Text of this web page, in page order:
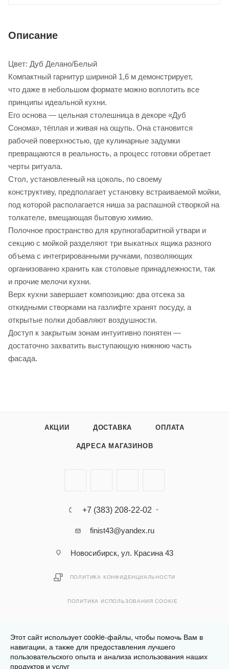
Описание
Цвет: Дуб Делано/Белый
Компактный гарнитур шириной 1,6 м демонстрирует,
что даже в небольшом формате можно воплотить все
принципы идеальной кухни.
Его основа — цельная столешница в декоре «Дуб
Сонома», тёплая и живая на ощупь. Она становится
рабочей поверхностью, где кулинарные задумки
превращаются в реальность, а процесс готовки обретает
черты ритуала.
Стол, установленный на цоколь, по своему
конструктиву, предполагает установку встраиваемой мойки,
под которой располагается ниша за распашной створкой на
толкателе, вмещающая бытовую химию.
Полочное пространство для крупногабаритной утвари и
секцию с мойкой разделяют три выкатных ящика разного
объема с интегрированными ручками, позволяющих
организованно хранить как столовые принадлежности, так
и прочие мелочи кухни.
Верх кухни завершает композицию: два отсека за
откидными створками на газлифте хранят посуду, а
открытые полки добавляют воздушности.
Доступ к закрытым зонам интуитивно понятен —
достаточно захватить выступающую нижнюю часть
фасада.
АКЦИИ ДОСТАВКА ОПЛАТА
АДРЕСА МАГАЗИНОВ
+7 (383) 208-22-02
finist43@yandex.ru
Новосибирск, ул. Красина 43
ПОЛИТИКА КОНФИДЕНЦИАЛЬНОСТИ
ПОЛИТИКА ИСПОЛЬЗОВАНИЯ COOKIE
Разработано вКлюква.Студия
Этот сайт использует cookie-файлы, чтобы помочь Вам в
навигации, а также для предоставления лучшего
пользовательского опыта и анализа использования наших
продуктов и услуг